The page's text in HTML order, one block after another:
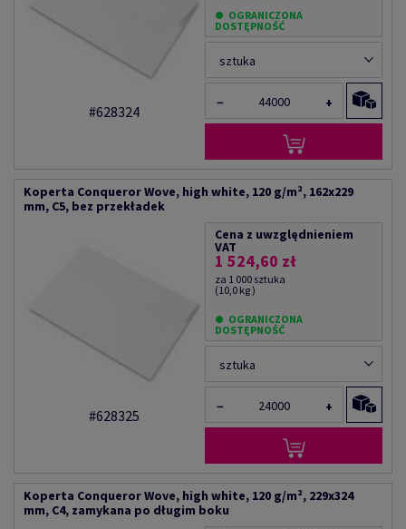
#628324
OGRANICZONA
DOSTĘPNOŚĆ
sztuka
− +
Koperta Conqueror Wove, high white, 120 g/m², 162x229
mm, C5, bez przekładek
#628325
Cena z uwzględnieniem
VAT
1 524,60 zł
za 1 000 sztuka
(10,0 kg )
OGRANICZONA
DOSTĘPNOŚĆ
sztuka
− +
Koperta Conqueror Wove, high white, 120 g/m², 229x324
mm, C4, zamykana po długim boku